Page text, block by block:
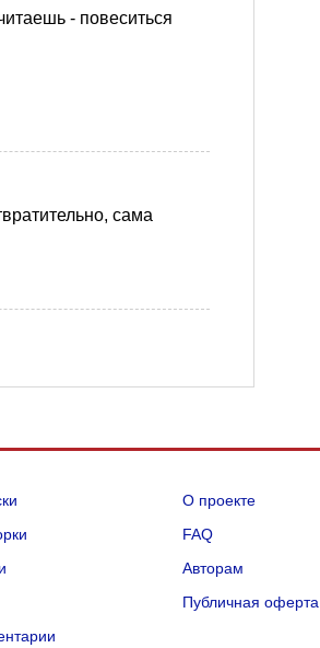
- повеситься
сама
О проекте
FAQ
Авторам
Публичная оферта